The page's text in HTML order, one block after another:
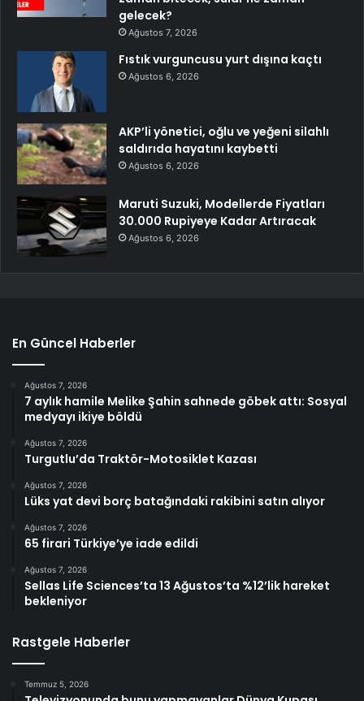
gelecek?
Ağustos 7, 2026
Fıstık vurguncusu yurt dışına kaçtı
Ağustos 6, 2026
AKP’li yönetici, oğlu ve yeğeni silahlı
saldırıda hayatını kaybetti
Ağustos 6, 2026
Maruti Suzuki, Modellerde Fiyatları
30.000 Rupiyeye Kadar Artıracak
Ağustos 6, 2026
En Güncel Haberler
Ağustos 7, 2026
7 aylık hamile Melike Şahin sahnede göbek attı: Sosyal
medyayı ikiye böldü
Ağustos 7, 2026
Turgutlu’da Traktör-Motosiklet Kazası
Ağustos 7, 2026
Lüks yat devi borç batağındaki rakibini satın alıyor
Ağustos 7, 2026
65 firari Türkiye’ye iade edildi
Ağustos 7, 2026
Sellas Life Sciences’ta 13 Ağustos’ta %12’lik hareket
bekleniyor
Rastgele Haberler
Temmuz 5, 2026